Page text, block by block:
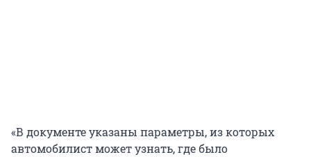
«В документе указаны параметры, из которых
автомобилист может узнать, где было